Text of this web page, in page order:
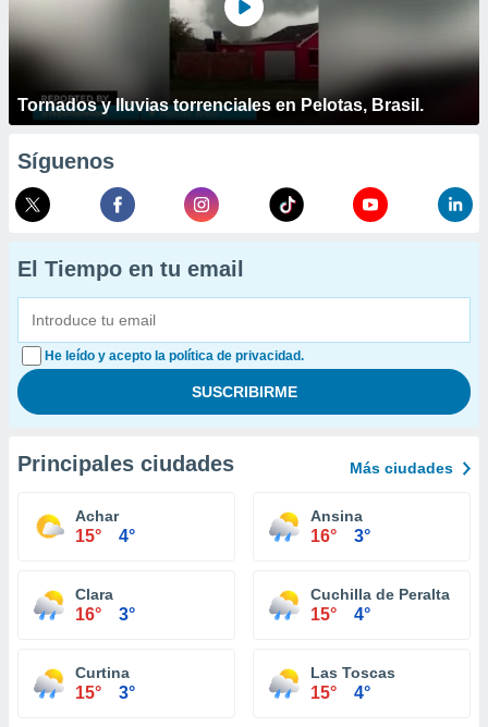
Tornados y lluvias torrenciales en Pelotas, Brasil.
Síguenos
El Tiempo en tu email
He leído y acepto la política de privacidad.
Principales ciudades Más ciudades
Achar
15° 4°
Ansina
16° 3°
Clara
16° 3°
Cuchilla de Peralta
15° 4°
Curtina
15° 3°
Las Toscas
15° 4°